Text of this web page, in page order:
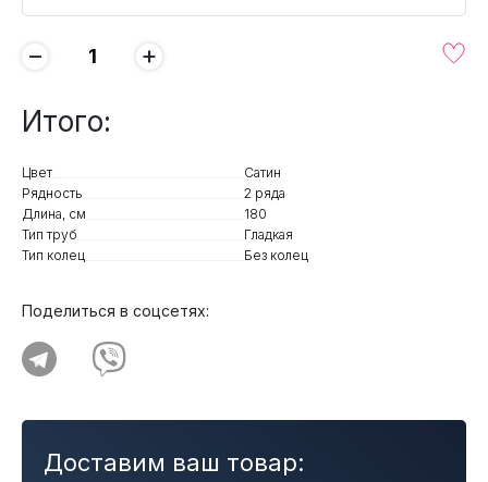
− +
Итого:
Цвет
Сатин
Рядность
2 ряда
Длина, см
180
Тип труб
Гладкая
Тип колец
Без колец
Поделиться в соцсетях:
Доставим ваш товар: